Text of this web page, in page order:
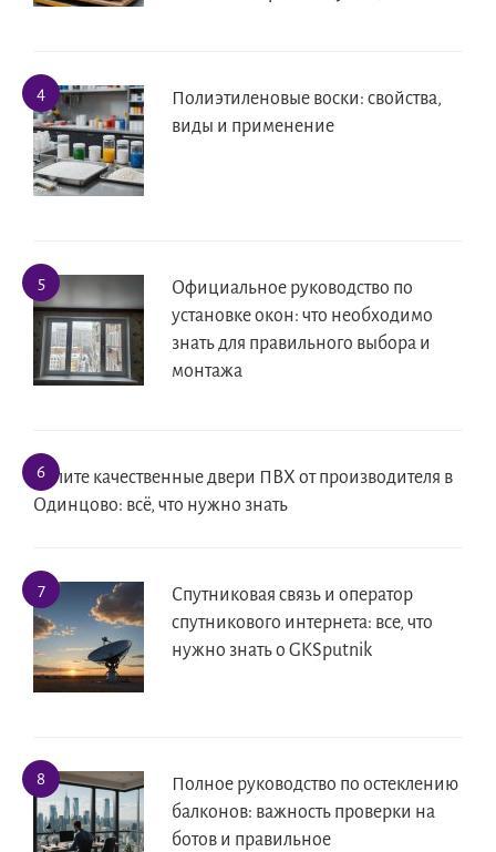
Полиэтиленовые воски: свойства,
виды и применение
Официальное руководство по
установке окон: что необходимо
знать для правильного выбора и
монтажа
Купите качественные двери ПВХ от производителя в
Одинцово: всё, что нужно знать
Спутниковая связь и оператор
спутникового интернета: все, что
нужно знать о GKSputnik
Полное руководство по остеклению
балконов: важность проверки на
ботов и правильное